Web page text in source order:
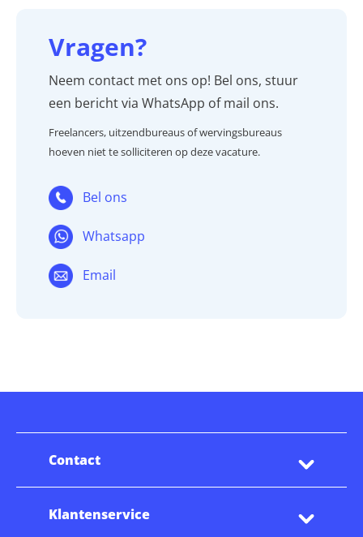
Vragen?
Neem contact met ons op! Bel ons, stuur
een bericht via WhatsApp of mail ons.
Freelancers, uitzendbureaus of wervingsbureaus
hoeven niet te solliciteren op deze vacature.
Bel ons
Whatsapp
Email
Contact
Klantenservice